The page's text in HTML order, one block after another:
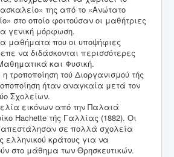
της από το «Ανώτατο
στο οποίο φοιτούσαν οι μαθήτριες
γενική μόρφωση.
μαθήματα που οι υποψήφιες
να διδάσκονται περισσότερες
και Φυσική.
τροποποίηση τού Διοργανισμού τής
ήταν αναγκαία μετά τον
Σχολείων.
εικόνων από την Παλαιά
Hachette τής Γαλλίας (1882). Οι
απεστάλησαν σε πολλά σχολεία
ελληνικού κράτους για να
στο μάθημα των Θρησκευτικών.